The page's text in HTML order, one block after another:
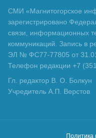
СМИ «Магнитогорское
зарегистрировано
связи, информационных
коммуникаций. Запись в
ЭЛ № ФС77-77805 от
Телефон редакции +7
Гл. редактор В. О. Болкун
Учредитель А.П. Верстов
Политика